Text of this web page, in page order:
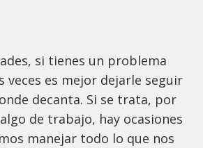
si tienes un problema
veces es mejor dejarle seguir
decanta. Si se trata, por
de trabajo, hay ocasiones
manejar todo lo que nos